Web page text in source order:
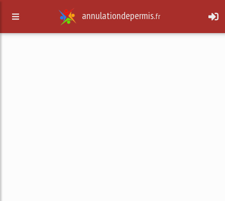
annulationdepermis.fr